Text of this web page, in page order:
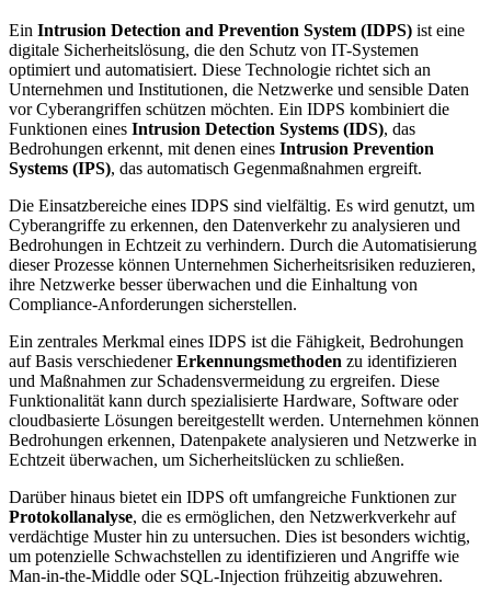
Ein Intrusion Detection and Prevention System (IDPS) ist eine
digitale Sicherheitslösung, die den Schutz von IT-Systemen
optimiert und automatisiert. Diese Technologie richtet sich an
Unternehmen und Institutionen, die Netzwerke und sensible Daten
vor Cyberangriffen schützen möchten. Ein IDPS kombiniert die
Funktionen eines Intrusion Detection Systems (IDS), das
Bedrohungen erkennt, mit denen eines Intrusion Prevention
Systems (IPS), das automatisch Gegenmaßnahmen ergreift.
Die Einsatzbereiche eines IDPS sind vielfältig. Es wird genutzt, um
Cyberangriffe zu erkennen, den Datenverkehr zu analysieren und
Bedrohungen in Echtzeit zu verhindern. Durch die Automatisierung
dieser Prozesse können Unternehmen Sicherheitsrisiken reduzieren,
ihre Netzwerke besser überwachen und die Einhaltung von
Compliance-Anforderungen sicherstellen.
Ein zentrales Merkmal eines IDPS ist die Fähigkeit, Bedrohungen
auf Basis verschiedenerErkennungsmethoden zu identifizieren
und Maßnahmen zur Schadensvermeidung zu ergreifen. Diese
Funktionalität kann durch spezialisierte Hardware, Software oder
cloudbasierte Lösungen bereitgestellt werden. Unternehmen können
Bedrohungen erkennen, Datenpakete analysieren und Netzwerke in
Echtzeit überwachen, um Sicherheitslücken zu schließen.
Darüber hinaus bietet ein IDPS oft umfangreiche Funktionen zur
Protokollanalyse, die es ermöglichen, den Netzwerkverkehr auf
verdächtige Muster hin zu untersuchen. Dies ist besonders wichtig,
um potenzielle Schwachstellen zu identifizieren und Angriffe wie
Man-in-the-Middle oder SQL-Injection frühzeitig abzuwehren.